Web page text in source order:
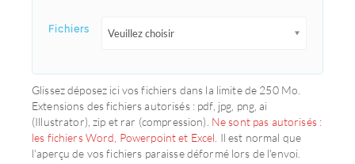
Fichiers Veuillez choisir
Glissez déposez ici vos fichiers dans la limite de 250 Mo.
Extensions des fichiers autorisés : pdf, jpg, png, ai
(Illustrator), zip et rar (compression). Ne sont pas autorisés :
les fichiers Word, Powerpoint et Excel. Il est normal que
l'aperçu de vos fichiers paraisse déformé lors de l'envoi.